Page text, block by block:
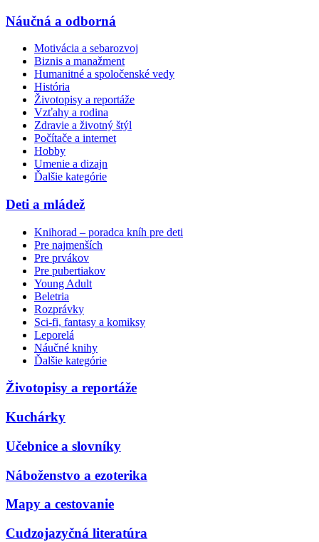
Náučná a odborná
Motivácia a sebarozvoj
Biznis a manažment
Humanitné a spoločenské vedy
História
Životopisy a reportáže
Vzťahy a rodina
Zdravie a životný štýl
Počítače a internet
Hobby
Umenie a dizajn
Ďalšie kategórie
Deti a mládež
Knihorad – poradca kníh pre deti
Pre najmenších
Pre prvákov
Pre pubertiakov
Young Adult
Beletria
Rozprávky
Sci-fi, fantasy a komiksy
Leporelá
Náučné knihy
Ďalšie kategórie
Životopisy a reportáže
Kuchárky
Učebnice a slovníky
Náboženstvo a ezoterika
Mapy a cestovanie
Cudzojazyčná literatúra